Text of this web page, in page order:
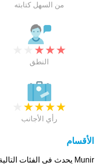
من السهل كتابته
★
★
★
النطق
★
★
★
★
رأي الأجانب
الأقسام
Munir يحدث فى الفئات التالية